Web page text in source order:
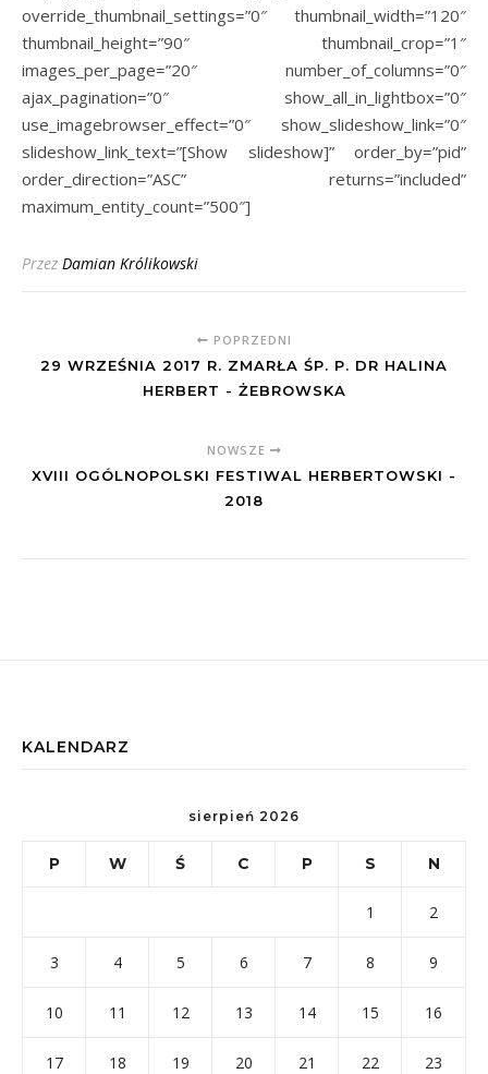
override_thumbnail_settings=”0″ thumbnail_width=”120″
thumbnail_height=”90″ thumbnail_crop=”1″
images_per_page=”20″ number_of_columns=”0″
ajax_pagination=”0″ show_all_in_lightbox=”0″
use_imagebrowser_effect=”0″ show_slideshow_link=”0″
slideshow_link_text=”[Show slideshow]” order_by=”pid”
order_direction=”ASC” returns=”included”
maximum_entity_count=”500″]
Przez Damian Królikowski
POPRZEDNI
29 WRZEŚNIA 2017 R. ZMARŁA ŚP. P. DR HALINA
HERBERT - ŻEBROWSKA
NOWSZE
XVIII OGÓLNOPOLSKI FESTIWAL HERBERTOWSKI -
2018
KALENDARZ
sierpień 2026
P W Ś C P S N
1 2
3 4 5 6 7 8 9
10 11 12 13 14 15 16
17 18 19 20 21 22 23